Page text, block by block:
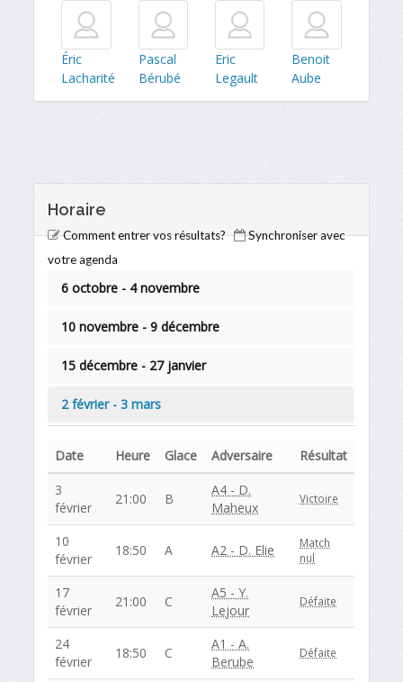
Éric
Lacharité
Pascal
Bérubé
Eric
Legault
Benoit
Aube
Horaire
Comment entrer vos résultats?
Synchroniser avec
votre agenda
6 octobre - 4 novembre
10 novembre - 9 décembre
15 décembre - 27 janvier
2 février - 3 mars
Date Heure Glace Adversaire
Résultat
3
février
21:00 B
A4 - D.
Maheux
Victoire
10
février
18:50 A A2 - D. Elie
Match
nul
17
février
21:00 C
A5 - Y.
Lejour
Défaite
24
février
18:50 C
A1 - A.
Berube
Défaite